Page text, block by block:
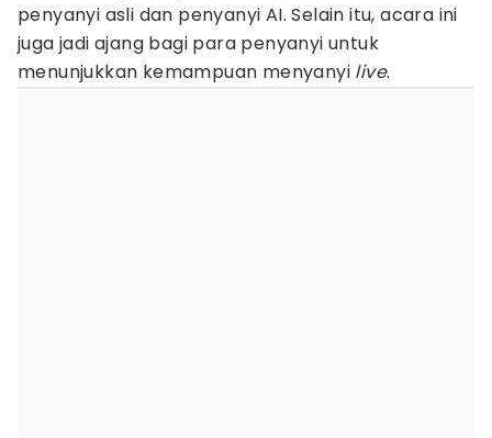
penyanyi asli dan penyanyi AI. Selain itu, acara ini
juga jadi ajang bagi para penyanyi untuk
menunjukkan kemampuan menyanyi live.